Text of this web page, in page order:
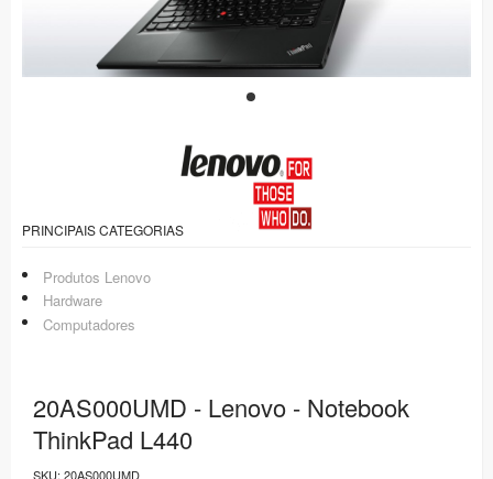
PRINCIPAIS CATEGORIAS
Produtos Lenovo
Hardware
Computadores
20AS000UMD - Lenovo - Notebook
ThinkPad L440
SKU: 20AS000UMD